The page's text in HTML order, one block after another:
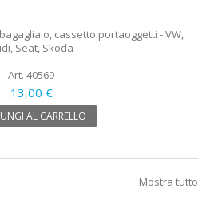
cassetto portaoggetti - VW,
Seat, Skoda
Art. 40569
13,00 €
AL CARRELLO
Mostra tutto